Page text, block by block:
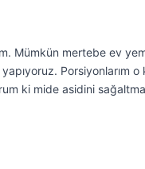
Mümkün mertebe ev
Porsiyonlarım o
ki mide asidini